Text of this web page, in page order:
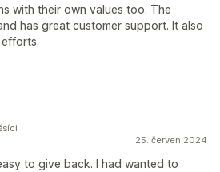
with their own values too. The
has great customer support. It also
25. červen 2024
to give back. I had wanted to